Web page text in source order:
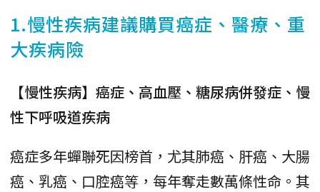
1.慢性疾病建議購買癌症、醫療、重
大疾病險
【慢性疾病】癌症、高血壓、糖尿病併發症、慢
性下呼吸道疾病
癌症多年蟬聯死因榜首，尤其肺癌、肝癌、大腸
癌、乳癌、口腔癌等，每年奪走數萬條性命。其